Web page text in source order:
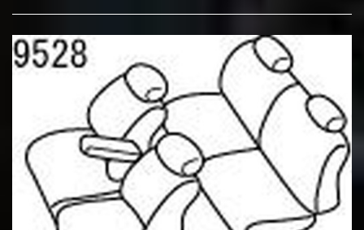
④Brown ⑤Dark Brown ⑥Yellow
①Beige ②Gray ③Red
④Brown ⑤Dark Brown ⑥Yellow
ください
刺繍は下記21種類からご選択ください。
②Gray ③Red
ください
刺繍は下記21種類からご選択ください。
①Black ②Gray ③Light gray
赤く塗られている場所を選択
ください
刺繍は下記21種類からご選択ください。
①Black ②Gray ③Light gray